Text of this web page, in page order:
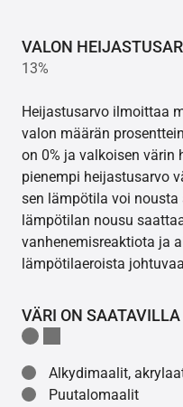
VALON
13%
Heijastusarvo ilmoittaa
valon määrän
on 0% ja valkoisen värin
pienempi heijastusarvo
sen lämpötila voi nousta
lämpötilan nousu
vanhenemisreaktiota ja
lämpötilaeroista
VÄRI ON
Alkydimaalit,
Puutalomaalit